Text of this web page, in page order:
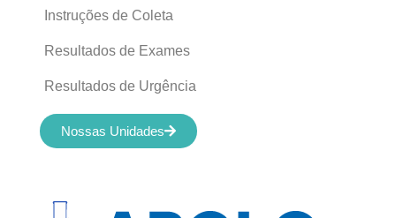
Instruções de Coleta
Resultados de Exames
Resultados de Urgência
Nossas Unidades